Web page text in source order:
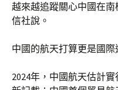
越來越追蹤關心中國在
信社說。
中國的航天打算更是國際
2024年，中國航天估計